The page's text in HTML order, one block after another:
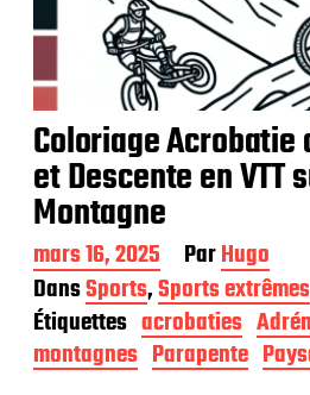
Coloriage Acrobatie
et Descente en VTT
Montagne
D
a
t
e
d
e
mars 16, 2025 ParHugo
DansSports,Sports extrêmes
Étiquettes acrobaties
montagnes Parapente